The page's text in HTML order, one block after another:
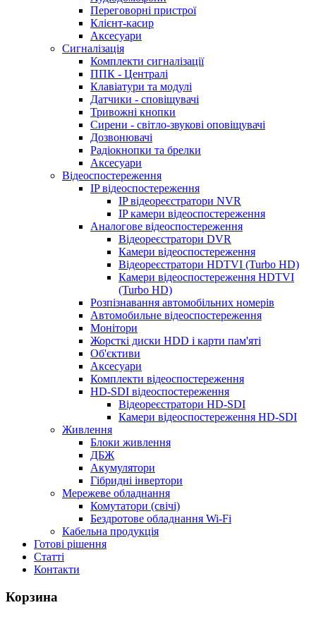
Переговорні пристрої
Клієнт-касир
Аксесуари
Сигналізація
Комплекти сигналізації
ППК - Централі
Клавіатури та модулі
Датчики - сповіщувачі
Тривожні кнопки
Сирени - світло-звукові оповіщувачі
Дозвонювачі
Радіокнопки та брелки
Аксесуари
Відеоспостереження
IP відеоспостереження
IP відеореєстратори NVR
IP камери відеоспостереження
Аналогове відеоспостереження
Відеореєстратори DVR
Камери відеоспостереження
Відеореєстратори HDTVI (Turbo HD)
Камери відеоспостереження HDTVI
(Turbo HD)
Розпізнавання автомобільних номерів
Автомобильне відеоспостереження
Монітори
Жорсткі диски HDD і карти пам'яті
Об'єктиви
Аксесуари
Комплекти відеоспостереження
HD-SDI відеоспостереження
Відеореєстратори HD-SDI
Камери відеоспостереження HD-SDI
Живлення
Блоки живлення
ДБЖ
Акумулятори
Гібридні інвертори
Мережеве обладнання
Комутатори (свічі)
Бездротове обладнання Wi-Fi
Кабельна продукція
Готові рішення
Статті
Контакти
Корзина